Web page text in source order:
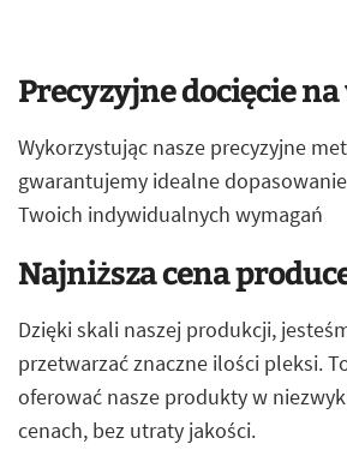
Precyzyjne docięcie
Wykorzystując nasze precyzyjne
gwarantujemy idealne
Twoich indywidualnych wymagań
Najniższa cena
Dzięki skali naszej produkcji,
przetwarzać znaczne ilości pleksi.
oferować nasze produkty w
cenach, bez utraty jakości.